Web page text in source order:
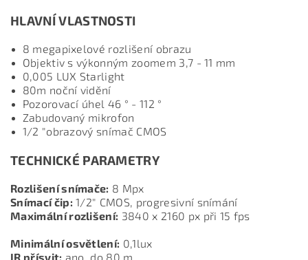
HLAVNÍ VLASTNOSTI
8 megapixelové rozlišení obrazu
Objektiv s výkonným zoomem 3,7 - 11 mm
0,005 LUX Starlight
80m noční vidění
Pozorovací úhel 46 ° - 112 °
Zabudovaný mikrofon
1/2 "obrazový snímač CMOS
TECHNICKÉ PARAMETRY
Rozlišení snímače: 8 Mpx
Snímací čip: 1/2" CMOS, progresivní snímání
Maximální rozlišení: 3840 x 2160 px při 15 fps
Minimální osvětlení: 0,1lux
IR přísvit: ano, do 80 m